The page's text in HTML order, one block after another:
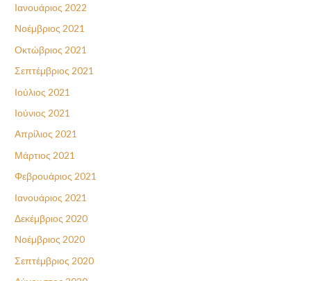
Ιανουάριος 2022
Νοέμβριος 2021
Οκτώβριος 2021
Σεπτέμβριος 2021
Ιούλιος 2021
Ιούνιος 2021
Απρίλιος 2021
Μάρτιος 2021
Φεβρουάριος 2021
Ιανουάριος 2021
Δεκέμβριος 2020
Νοέμβριος 2020
Σεπτέμβριος 2020